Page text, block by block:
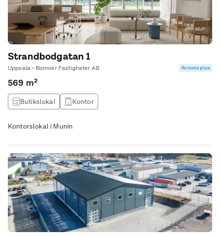
Strandbodgatan 1
Uppsala • Bonnier Fastigheter AB Annons plus
569 m²
Butikslokal Kontor
Kontorslokal i Munin